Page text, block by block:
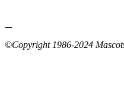
©Copyright 1986-2024